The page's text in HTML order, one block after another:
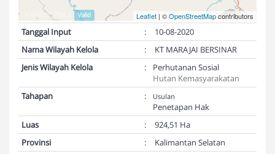
Leaflet | ©OpenStreetMapcontributors
Validasi Peta: Valid
Tanggal Input :
10-08-2020
Nama Wilayah Kelola
:
KT MARAJAI BERSINAR
Jenis Wilayah Kelola
:
Perhutanan Sosial
Hutan Kemasyarakatan
Tahapan
: Usulan
Penetapan Hak
Luas
:
924,51 Ha
Provinsi
:
Kalimantan Selatan